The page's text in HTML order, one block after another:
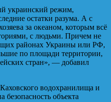
украинский режим,
остатки разума. А с
за океаном, которым всё
с людьми. Причем не
районах Украины или РФ,
по площади территории,
стран», — добавил
водохранилища и
безопасность объекта